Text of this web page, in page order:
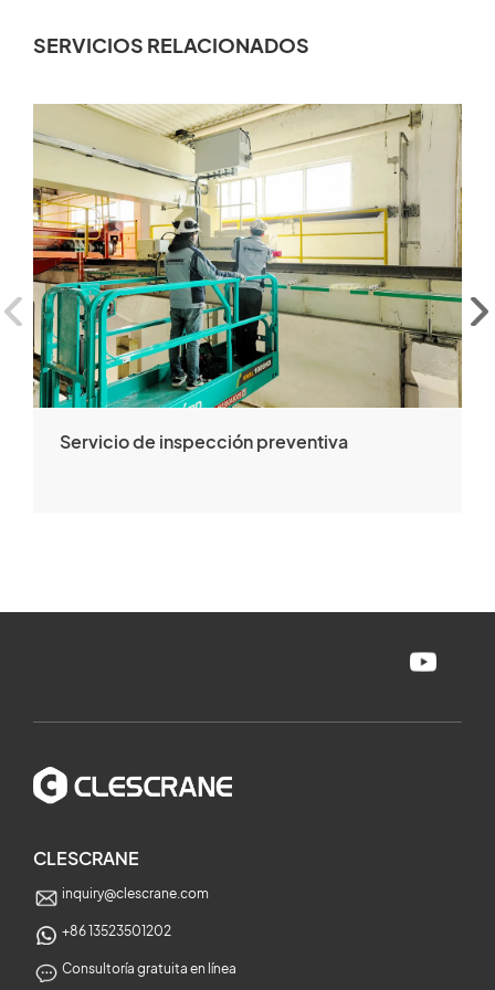
SERVICIOS RELACIONADOS
Servicio de inspección preventiva
CLESCRANE
inquiry@clescrane.com
+86 13523501202
Consultoría gratuita en línea